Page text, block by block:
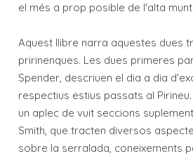
el més a prop posible de l'alta
Aquest llibre narra aquestes dues
pririnenques. Les dues primeres
Spender, descriuen el dia a dia
respectius estius passats al
un aplec de vuit seccions
Smith, que tracten diversos
sobre la serralada, coneixements